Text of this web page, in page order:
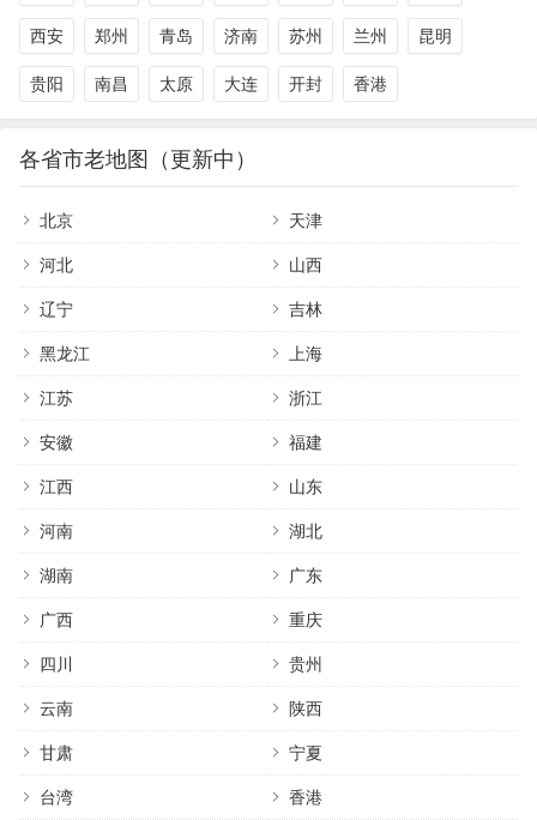
西安 郑州 青岛 济南 苏州 兰州 昆明
贵阳 南昌 太原 大连 开封 香港
各省市老地图（更新中）
北京 天津
河北 山西
辽宁 吉林
黑龙江 上海
江苏 浙江
安徽 福建
江西 山东
河南 湖北
湖南 广东
广西 重庆
四川 贵州
云南 陕西
甘肃 宁夏
台湾 香港